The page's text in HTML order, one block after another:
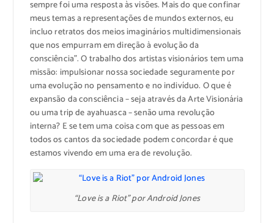
sempre foi uma resposta às visões. Mais do que confinar
meus temas a representações de mundos externos, eu
incluo retratos dos meios imaginários multidimensionais
que nos empurram em direção à evolução da
consciência”. O trabalho dos artistas visionários tem uma
missão: impulsionar nossa sociedade seguramente por
uma evolução no pensamento e no indivíduo. O que é
expansão da consciência – seja através da Arte Visionária
ou uma trip de ayahuasca – senão uma revolução
interna? E se tem uma coisa com que as pessoas em
todos os cantos da sociedade podem concordar é que
estamos vivendo em uma era de revolução.
“Love is a Riot” por Android Jones